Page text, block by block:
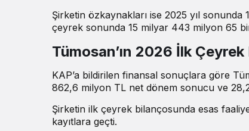
Şirketin özkaynakları ise 2025 yıl
çeyrek sonunda 15 milyar 443 milyon 65
Tümosan’ın 2026 İlk
KAP’a bildirilen finansal sonuçlara göre
862,6 milyon TL net dönem sonucu ve
Şirketin ilk çeyrek bilançosunda esas
kayıtlara geçti.